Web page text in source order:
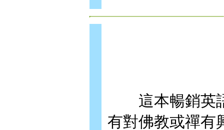
這本暢銷英語
有對佛教或禪有